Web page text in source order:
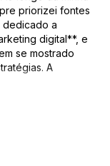
priorizei fontes
dedicado a
digital**, e
se mostrado
A